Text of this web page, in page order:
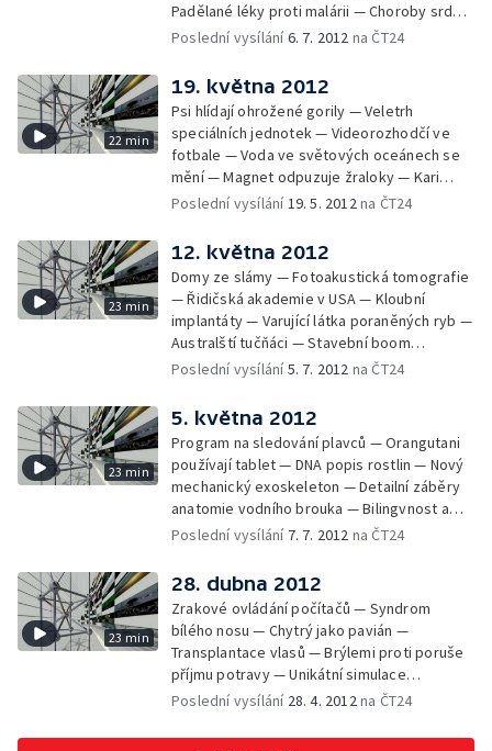
Padělané léky proti malárii — Choroby srdce
u primátů — Eko-vesnice podle Tolkiena —
Poslední vysílání6. 7. 2012 na ČT24
22 min
19. května 2012
Psi hlídají ohrožené gorily — Veletrh
speciálních jednotek — Videorozhodčí ve
fotbale — Voda ve světových oceánech se
mění — Magnet odpuzuje žraloky — Kari
proti rakovině — Římský akvadukt v
lidský pohon
Poslední vysílání19. 5. 2012na ČT24
23 min
12. května 2012
Domy ze slámy — Fotoakustická tomografie
— Řidičská akademie v USA — Kloubní
implantáty — Varující látka poraněných ryb —
Australští tučňáci — Stavební boom
v Thajsku — Bionické oko
Poslední vysílání5. 7. 2012 na ČT24
23 min
5. května 2012
Program na sledování plavců — Orangutani
používají tablet — DNA popis rostlin — Nový
mechanický exoskeleton — Detailní záběry
anatomie vodního brouka — Bilingvnost a
mozek — Ovce křížená se škrkavkou — Hon
Poslední vysílání 7. 7. 2012 na ČT24
23 min
28. dubna 2012
Zrakové ovládání počítačů — Syndrom
bílého nosu — Chytrý jako pavián —
Transplantace vlasů — Brýlemi proti poruše
příjmu potravy — Unikátní simulace
zemětřesení — Medvěd hnědý se vrací do
Poslední vysílání 28. 4. 2012na ČT24